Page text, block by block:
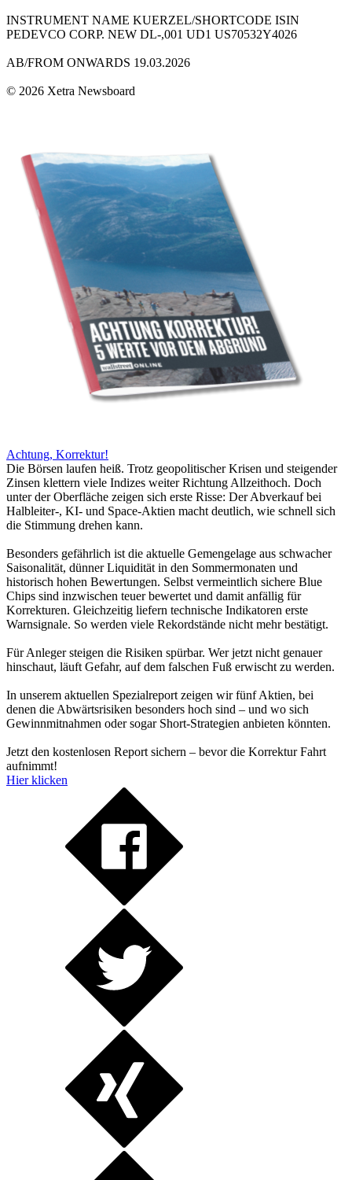
INSTRUMENT NAME KUERZEL/SHORTCODE ISIN
PEDEVCO CORP. NEW DL-,001 UD1 US70532Y4026
AB/FROM ONWARDS 19.03.2026
© 2026 Xetra Newsboard
Achtung, Korrektur!
Die Börsen laufen heiß. Trotz geopolitischer Krisen und steigender
Zinsen klettern viele Indizes weiter Richtung Allzeithoch. Doch
unter der Oberfläche zeigen sich erste Risse: Der Abverkauf bei
Halbleiter-, KI- und Space-Aktien macht deutlich, wie schnell sich
die Stimmung drehen kann.
Besonders gefährlich ist die aktuelle Gemengelage aus schwacher
Saisonalität, dünner Liquidität in den Sommermonaten und
historisch hohen Bewertungen. Selbst vermeintlich sichere Blue
Chips sind inzwischen teuer bewertet und damit anfällig für
Korrekturen. Gleichzeitig liefern technische Indikatoren erste
Warnsignale. So werden viele Rekordstände nicht mehr bestätigt.
Für Anleger steigen die Risiken spürbar. Wer jetzt nicht genauer
hinschaut, läuft Gefahr, auf dem falschen Fuß erwischt zu werden.
In unserem aktuellen Spezialreport zeigen wir fünf Aktien, bei
denen die Abwärtsrisiken besonders hoch sind – und wo sich
Gewinnmitnahmen oder sogar Short-Strategien anbieten könnten.
Jetzt den kostenlosen Report sichern – bevor die Korrektur Fahrt
aufnimmt!
Hier klicken